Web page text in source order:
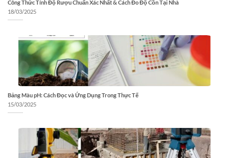
Công Thức Tính Độ Rượu Chuẩn Xác Nhất & Cách Đo Độ Cồn Tại Nhà
18/03/2025
Bảng Màu pH: Cách Đọc và Ứng Dụng Trong Thực Tế
15/03/2025